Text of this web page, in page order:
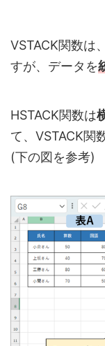
VSTACK関数は
すが、データを
HSTACK関数は
て、VSTACK関
(下の図を参考)